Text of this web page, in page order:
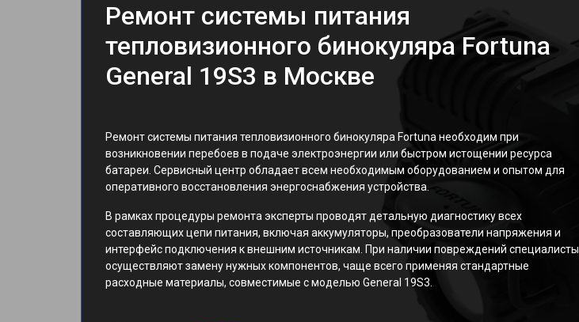
Ремонт системы питания
тепловизионного бинокуляра Fortuna
General 19S3 в Москве
Ремонт системы питания тепловизионного бинокуляра Fortuna необходим при
возникновении перебоев в подаче электроэнергии или быстром истощении ресурса
батареи. Сервисный центр обладает всем необходимым оборудованием и опытом для
оперативного восстановления энергоснабжения устройства.
В рамках процедуры ремонта эксперты проводят детальную диагностику всех
составляющих цепи питания, включая аккумуляторы, преобразователи напряжения и
интерфейс подключения к внешним источникам. При наличии повреждений специалисты
осуществляют замену нужных компонентов, чаще всего применяя стандартные
расходные материалы, совместимые с моделью General 19S3.